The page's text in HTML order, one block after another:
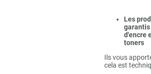
Les
garantis
d'encre
toners
Ils vous
cela est